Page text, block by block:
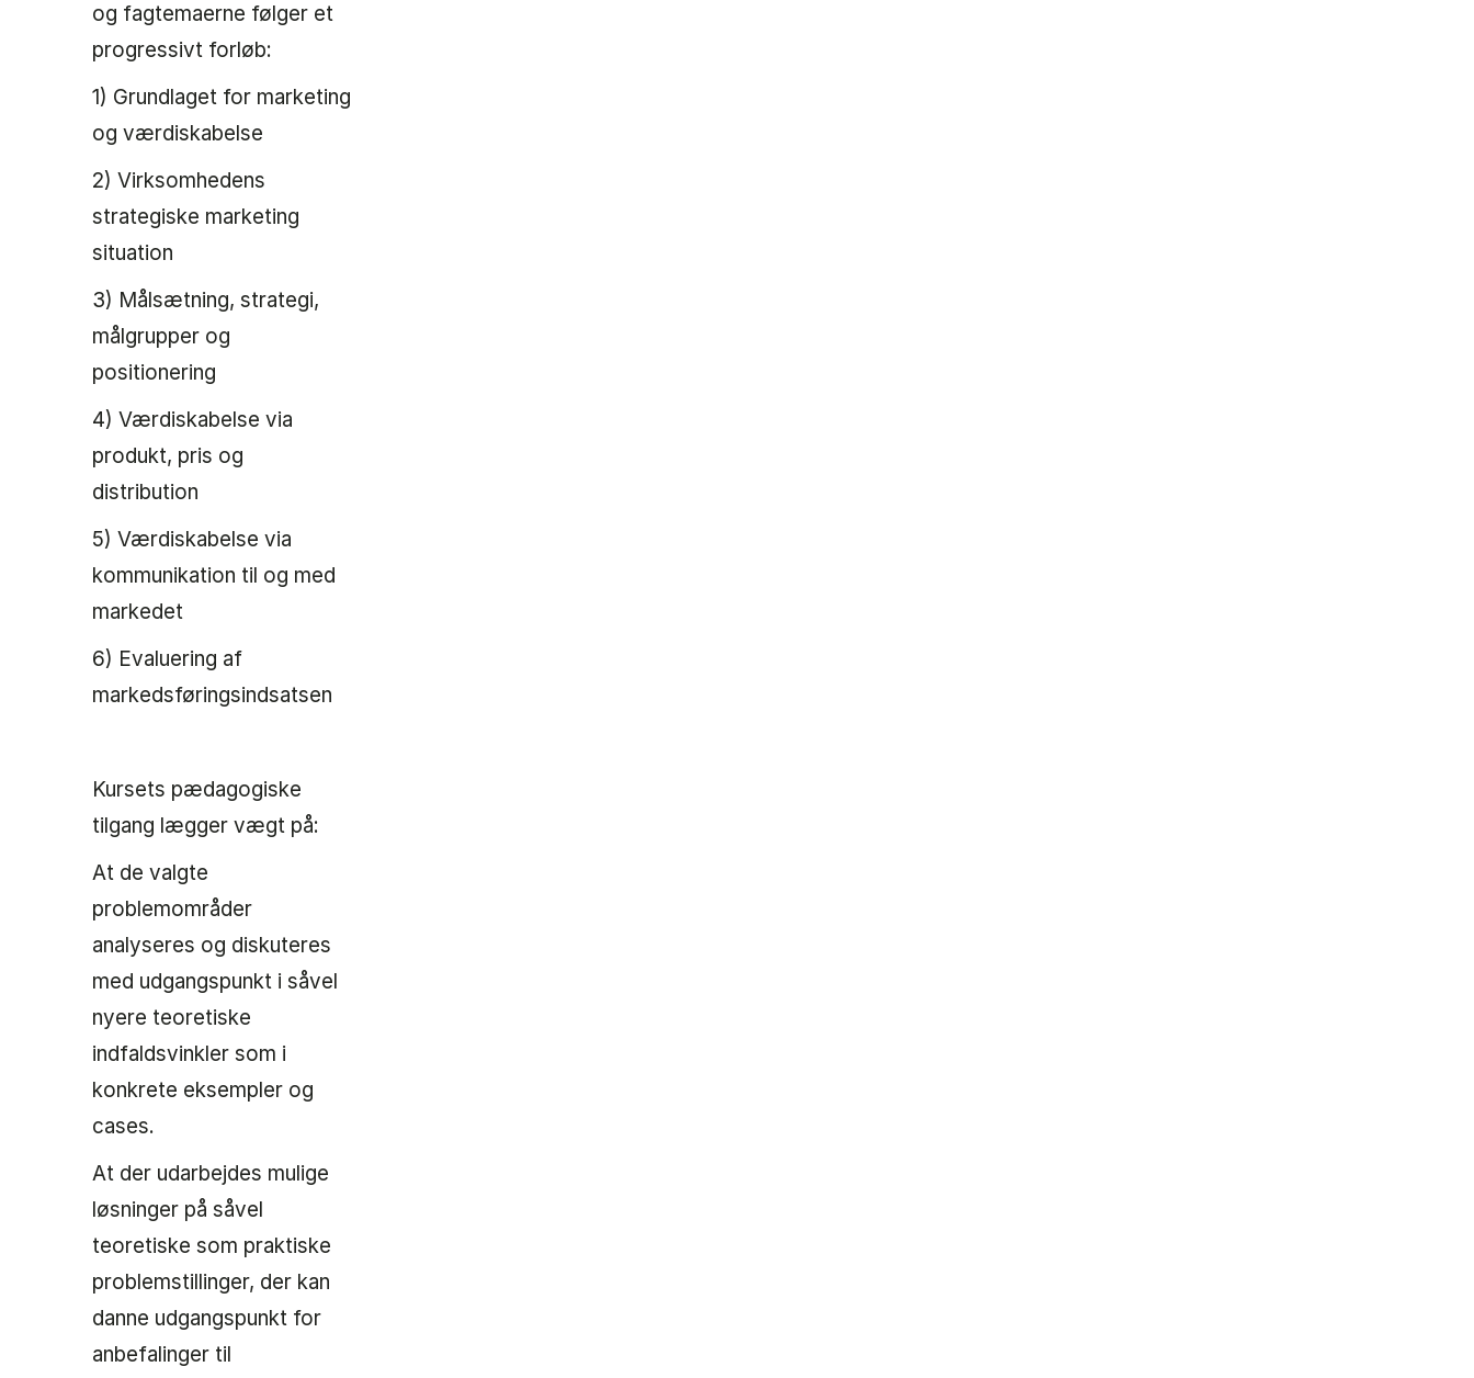
og fagtemaerne følger et
progressivt forløb:
1) Grundlaget for marketing
og værdiskabelse
2) Virksomhedens
strategiske marketing
situation
3) Målsætning, strategi,
målgrupper og
positionering
4) Værdiskabelse via
produkt, pris og
distribution
5) Værdiskabelse via
kommunikation til og med
markedet
6) Evaluering af
markedsføringsindsatsen
Kursets pædagogiske
tilgang lægger vægt på:
At de valgte
problemområder
analyseres og diskuteres
med udgangspunkt i såvel
nyere teoretiske
indfaldsvinkler som i
konkrete eksempler og
cases.
At der udarbejdes mulige
løsninger på såvel
teoretiske som praktiske
problemstillinger, der kan
danne udgangspunkt for
anbefalinger til